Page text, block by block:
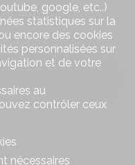
google, etc..)
statistiques sur la
encore des cookies
personnalisées sur
et de votre
au
contrôler ceux
nécessaires